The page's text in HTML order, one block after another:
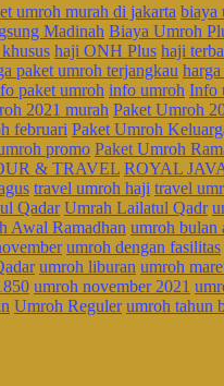
umroh murah di jakarta biaya
Madinah Biaya Umroh
haji ONH Plus haji
paket umroh terjangkau
paket umroh info umroh Info
2021 murah Paket Umroh
februari Paket Umroh
promo Paket Umroh
& TRAVEL ROYAL
travel umroh haji travel
Qadar Umrah Lailatul Qadr
Awal Ramadhan umroh bulan
umroh dengan fasilitas
umroh liburan umroh
umroh november 2021
Umroh Reguler umroh tahun